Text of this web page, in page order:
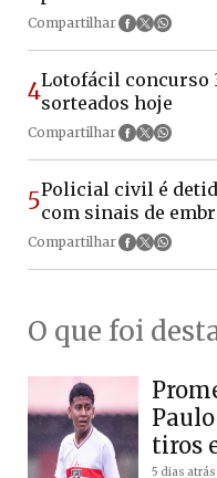
Compartilhar
4Lotofácil concurso
sorteados hoje
Compartilhar
5Policial civil é
com sinais de
Compartilhar
O que foi
tiros
5 dias atrás